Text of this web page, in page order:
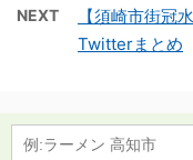
NEXT
【須崎市街冠
Twitterまとめ